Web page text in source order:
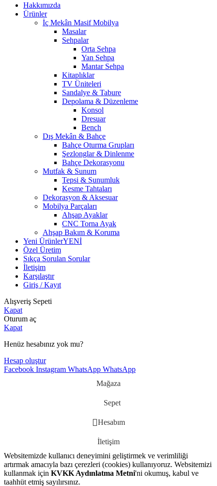
Hakkımızda
Ürünler
İç Mekân Masif Mobilya
Masalar
Sehpalar
Orta Sehpa
Yan Sehpa
Mantar Sehpa
Kitaplıklar
TV Üniteleri
Sandalye & Tabure
Depolama & Düzenleme
Konsol
Dresuar
Bench
Dış Mekân & Bahçe
Bahçe Oturma Grupları
Şezlonglar & Dinlenme
Bahçe Dekorasyonu
Mutfak & Sunum
Tepsi & Sunumluk
Kesme Tahtaları
Dekorasyon & Aksesuar
Mobilya Parçaları
Ahşap Ayaklar
CNC Torna Ayak
Ahşap Bakım & Koruma
Yeni ÜrünlerYENİ
Özel Üretim
Sıkça Sorulan Sorular
İletişim
Karşılaştır
Giriş / Kayıt
Alışveriş Sepeti
Kapat
Oturum aç
Kapat
Henüz hesabınız yok mu?
Hesap oluştur
Facebook Instagram WhatsApp WhatsApp
Mağaza
Sepet
Hesabım
İletişim
Websitemizde kullanıcı deneyimini geliştirmek ve verimliliği
artırmak amacıyla bazı çerezleri (cookies) kullanıyoruz. Websitemizi
kullanmak için KVKK Aydınlatma Metni'ni okumuş, kabul ve
taahhüt etmiş sayılırsınız.